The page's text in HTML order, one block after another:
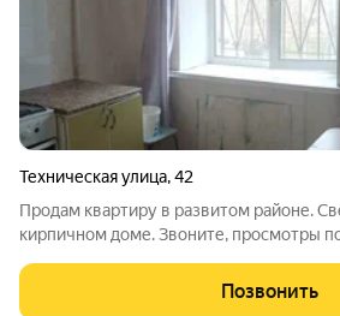
Техническая улица,42
Продам квартиру в развитом районе.
кирпичном доме. Звоните, просмотры
Позвонить